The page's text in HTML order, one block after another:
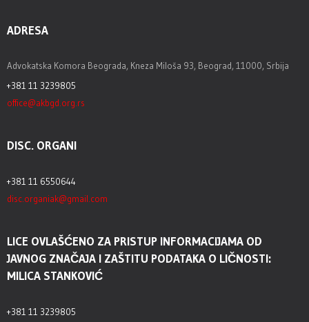
ADRESA
Advokatska Komora Beograda, Kneza Miloša 93, Beograd, 11000, Srbija
+381 11 3239805
office@akbgd.org.rs
DISC. ORGANI
+381 11 6550644
disc.organiak@gmail.com
LICE OVLAŠĆENO ZA PRISTUP INFORMACIJAMA OD
JAVNOG ZNAČAJA I ZAŠTITU PODATAKA O LIČNOSTI:
MILICA STANKOVIĆ
+381 11 3239805